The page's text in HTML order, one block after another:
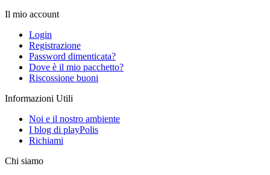
Il mio account
Login
Registrazione
Password dimenticata?
Dove è il mio pacchetto?
Riscossione buoni
Informazioni Utili
Noi e il nostro ambiente
I blog di playPolis
Richiami
Chi siamo